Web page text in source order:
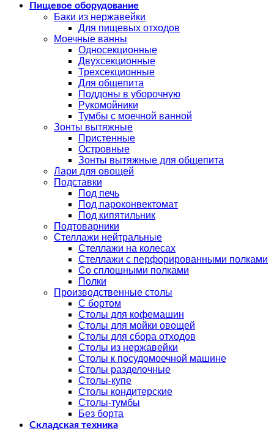
Пищевое оборудование
Баки из нержавейки
Для пищевых отходов
Моечные ванны
Односекционные
Двухсекционные
Трехсекционные
Для общепита
Поддоны в уборочную
Рукомойники
Тумбы с моечной ванной
Зонты вытяжные
Пристенные
Островные
Зонты вытяжные для общепита
Лари для овощей
Подставки
Под печь
Под пароконвектомат
Под кипятильник
Подтоварники
Стеллажи нейтральные
Стеллажи на колесах
Стеллажи с перфорированными полками
Со сплошными полками
Полки
Производственные столы
С бортом
Столы для кофемашин
Столы для мойки овощей
Столы для сбора отходов
Столы из нержавейки
Столы к посудомоечной машине
Столы разделочные
Столы-купе
Столы кондитерские
Столы-тумбы
Без борта
Складская техника